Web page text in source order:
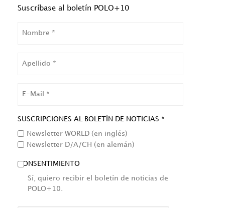
Suscríbase al boletín POLO+10
SUSCRIPCIONES AL BOLETÍN DE NOTICIAS *
Newsletter WORLD (en inglés)
Newsletter D/A/CH (en alemán)
CONSENTIMIENTO
Sí, quiero recibir el boletín de noticias de
POLO+10.